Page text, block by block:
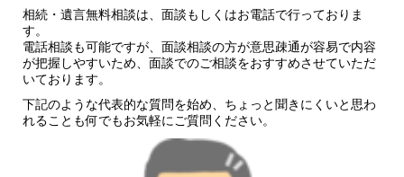
相続・遺言無料相談は、面談もしくはお電話で行っておりま
す。
電話相談も可能ですが、面談相談の方が意思疎通が容易で内容
が把握しやすいため、面談でのご相談をおすすめさせていただ
いております。
下記のような代表的な質問を始め、ちょっと聞きにくいと思わ
れることも何でもお気軽にご質問ください。